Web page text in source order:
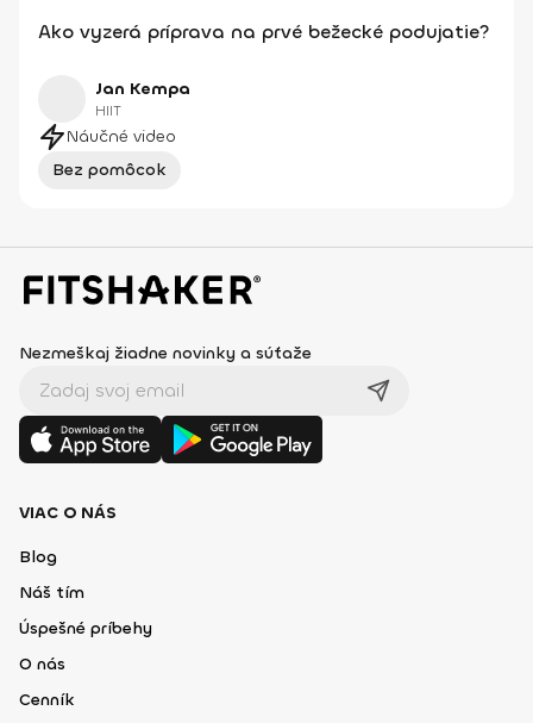
Ako vyzerá príprava na prvé bežecké podujatie?
Jan Kempa
HIIT
Náučné video
Bez pomôcok
Nezmeškaj žiadne novinky a súťaže
VIAC O NÁS
Blog
Náš tím
Úspešné príbehy
O nás
Cenník